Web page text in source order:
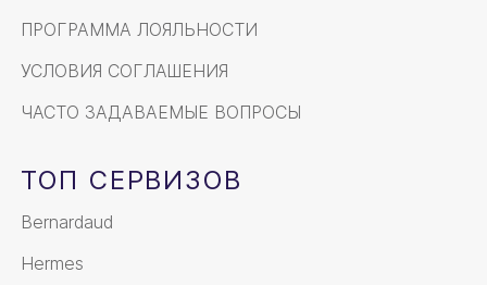
ПРОГРАММА ЛОЯЛЬНОСТИ
УСЛОВИЯ СОГЛАШЕНИЯ
ЧАСТО ЗАДАВАЕМЫЕ ВОПРОСЫ
ТОП СЕРВИЗОВ
Bernardaud
Hermes